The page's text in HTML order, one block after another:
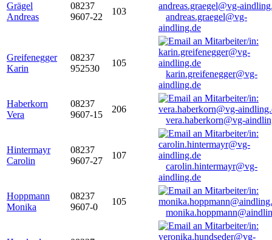
Grägel
Andreas
08237
9607-22
103
andreas.graegel@vg-
aindling.de
Greifenegger
Karin
08237
952530
105
karin.greifenegger@vg-
aindling.de
Haberkorn
Vera
08237
9607-15
206
vera.haberkorn@vg-
Hintermayr
Carolin
08237
9607-27
107
carolin.hintermayr@vg-
aindling.de
Hoppmann
Monika
08237
9607-0
105